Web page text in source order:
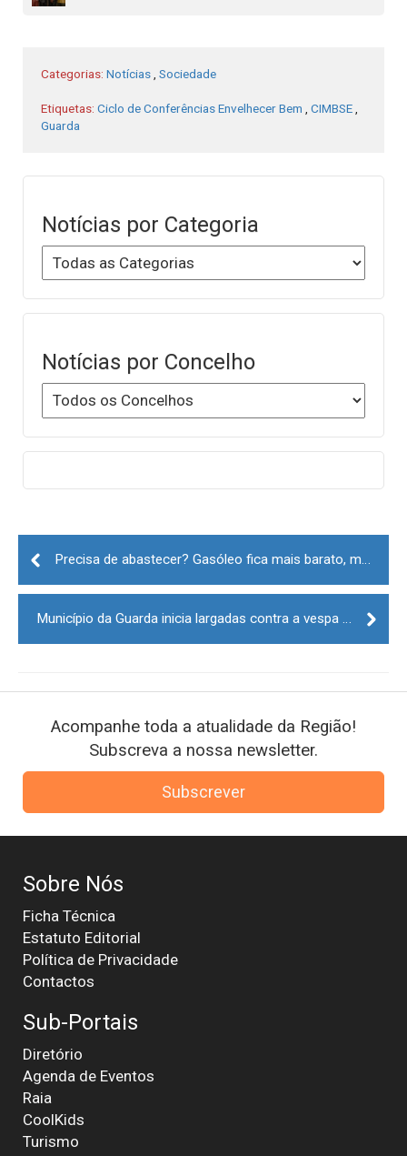
Categorias: Notícias Sociedade
Etiquetas: Ciclo de Conferências Envelhecer Bem CIMBSE
Guarda
Notícias por Categoria
Notícias por Concelho
Post
navigation
Acompanhe toda a atualidade da Região!
Subscreva a nossa newsletter.
Subscrever
Sobre Nós
Ficha Técnica
Estatuto Editorial
Política de Privacidade
Contactos
Sub-Portais
Diretório
Agenda de Eventos
Raia
CoolKids
Turismo